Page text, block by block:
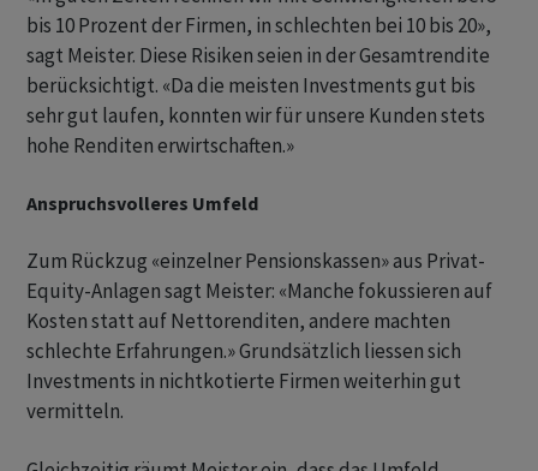
bis 10 Prozent der Firmen, in schlechten bei 10 bis 20»,
sagt Meister. Diese Risiken seien in der Gesamtrendite
berücksichtigt. «Da die meisten Investments gut bis
sehr gut laufen, konnten wir für unsere Kunden stets
hohe Renditen erwirtschaften.»
Anspruchsvolleres Umfeld
Zum Rückzug «einzelner Pensionskassen» aus Privat-
Equity-Anlagen sagt Meister: «Manche fokussieren auf
Kosten statt auf Nettorenditen, andere machten
schlechte Erfahrungen.» Grundsätzlich liessen sich
Investments in nichtkotierte Firmen weiterhin gut
vermitteln.